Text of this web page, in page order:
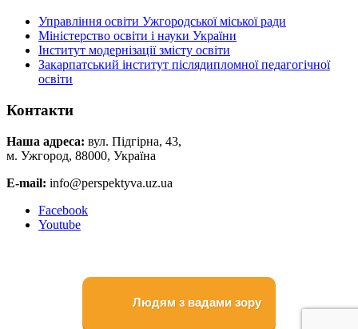
Управління освіти Ужгородської міської ради
Міністерство освіти і науки України
Інститут модернізації змісту освіти
Закарпатський інститут післядипломної педагогічної
освіти
Контакти
Наша адреса: вул. Підгірна, 43,
м. Ужгород, 88000, Україна
E-mail: info@perspektyva.uz.ua
Faceboоk
Youtube
Людям з вадами зору